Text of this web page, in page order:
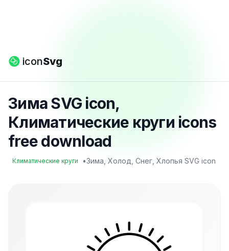
iconSvg
Зима SVG icon,
Климатические круги icons
free download
Климатические круги •Зима, Холод, Снег, Хлопья SVG icon